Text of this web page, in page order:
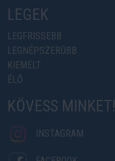
LEGEK
LEGFRISSEBB
LEGNÉPSZERŰBB
KIEMELT
ÉLŐ
KÖVESS MINKET!
INSTAGRAM